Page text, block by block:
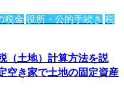
税金 役所・公的手続き 税
（土地）計算方法を説
空き家で土地の固定資産